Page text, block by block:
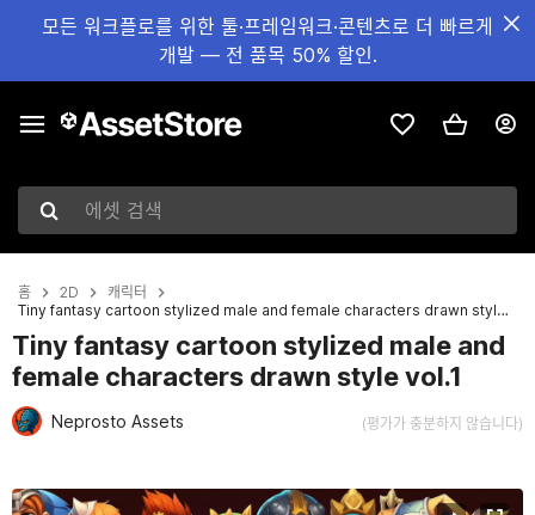
모든 워크플로를 위한 툴·프레임워크·콘텐츠로 더 빠르게
개발 — 전 품목 50% 할인.
에셋 검색
홈 2D
캐릭터
Tiny fantasy cartoon stylized male and female characters drawn style vol.1
Tiny fantasy cartoon stylized male and
female characters drawn style vol.1
Neprosto Assets (평가가 충분하지 않습니다)
현재 슬라이드: 1 / 6